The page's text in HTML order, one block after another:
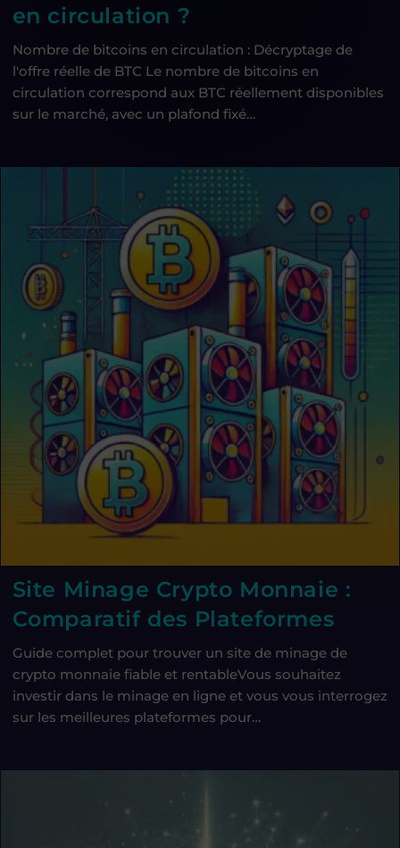
en circulation ?
Nombre de bitcoins en circulation : Décryptage de
l'offre réelle de BTC Le nombre de bitcoins en
circulation correspond aux BTC réellement disponibles
sur le marché, avec un plafond fixé…
Site Minage Crypto Monnaie :
Comparatif des Plateformes
Guide complet pour trouver un site de minage de
crypto monnaie fiable et rentableVous souhaitez
investir dans le minage en ligne et vous vous interrogez
sur les meilleures plateformes pour…